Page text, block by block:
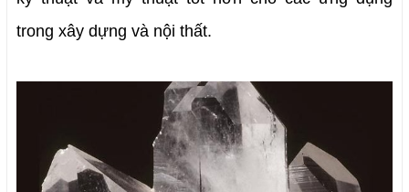
trong xây dựng và nội thất.